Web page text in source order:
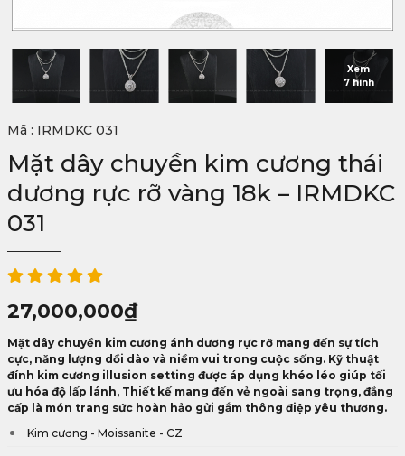
Xem
7 hình
Mã : IRMDKC 031
Mặt dây chuyền kim cương thái
dương rực rỡ vàng 18k – IRMDKC
031
27,000,000₫
Mặt dây chuyền kim cương ánh dương rực rỡ mang đến sự tích
cực, năng lượng dồi dào và niềm vui trong cuộc sống. Kỹ thuật
đính kim cương illusion setting được áp dụng khéo léo giúp tối
ưu hóa độ lấp lánh, Thiết kế mang đến vẻ ngoài sang trọng, đẳng
cấp là món trang sức hoàn hảo gửi gắm thông điệp yêu thương.
Kim cương - Moissanite - CZ